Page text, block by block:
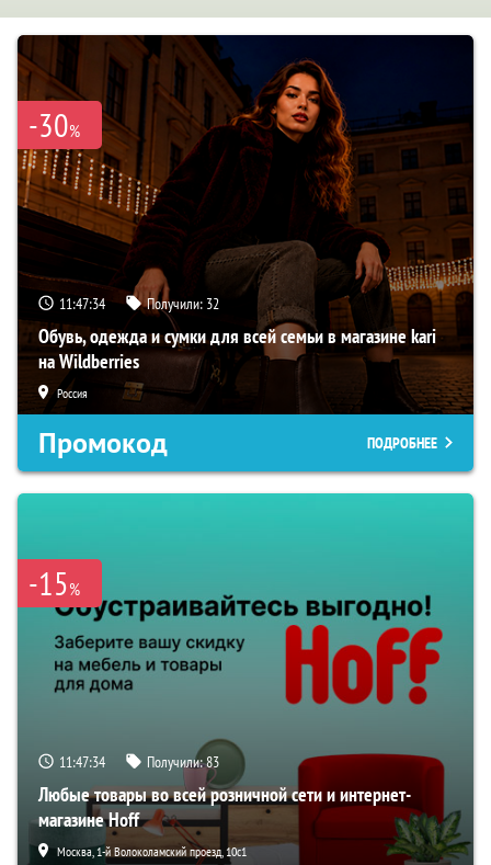
-30%
11:47:33 Получили: 32
Обувь, одежда и сумки для всей семьи в магазине kari
на Wildberries
Россия
Промокод ПОДРОБНЕЕ
-15%
11:47:33 Получили:83
Любые товары во всей розничной сети и интернет-
магазине Hoff
Москва, 1-й Волоколамский проезд, 10с1